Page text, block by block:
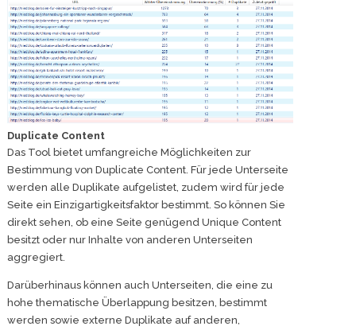
Duplicate Content
Das Tool bietet umfangreiche Möglichkeiten zur
Bestimmung von Duplicate Content. Für jede Unterseite
werden alle Duplikate aufgelistet, zudem wird für jede
Seite ein Einzigartigkeitsfaktor bestimmt. So können Sie
direkt sehen, ob eine Seite genügend Unique Content
besitzt oder nur Inhalte von anderen Unterseiten
aggregiert.
Darüberhinaus können auch Unterseiten, die eine zu
hohe thematische Überlappung besitzen, bestimmt
werden sowie externe Duplikate auf anderen,